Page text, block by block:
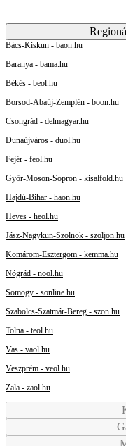
Bács-Kiskun - baon.hu
Baranya - bama.hu
Békés - beol.hu
Borsod-Abaúj-Zemplén - boon.hu
Csongrád - delmagyar.hu
Dunaújváros - duol.hu
Fejér - feol.hu
Győr-Moson-Sopron - kisalfold.hu
Hajdú-Bihar - haon.hu
Heves - heol.hu
Jász-Nagykun-Szolnok - szoljon.hu
Komárom-Esztergom - kemma.hu
Nógrád - nool.hu
Somogy - sonline.hu
Szabolcs-Szatmár-Bereg - szon.hu
Tolna - teol.hu
Vas - vaol.hu
Veszprém - veol.hu
Zala - zaol.hu